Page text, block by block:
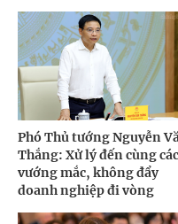
Phó Thủ tướng Nguyễn
Thắng: Xử lý đến cùng các
vướng mắc, không đẩy
doanh nghiệp đi vòng